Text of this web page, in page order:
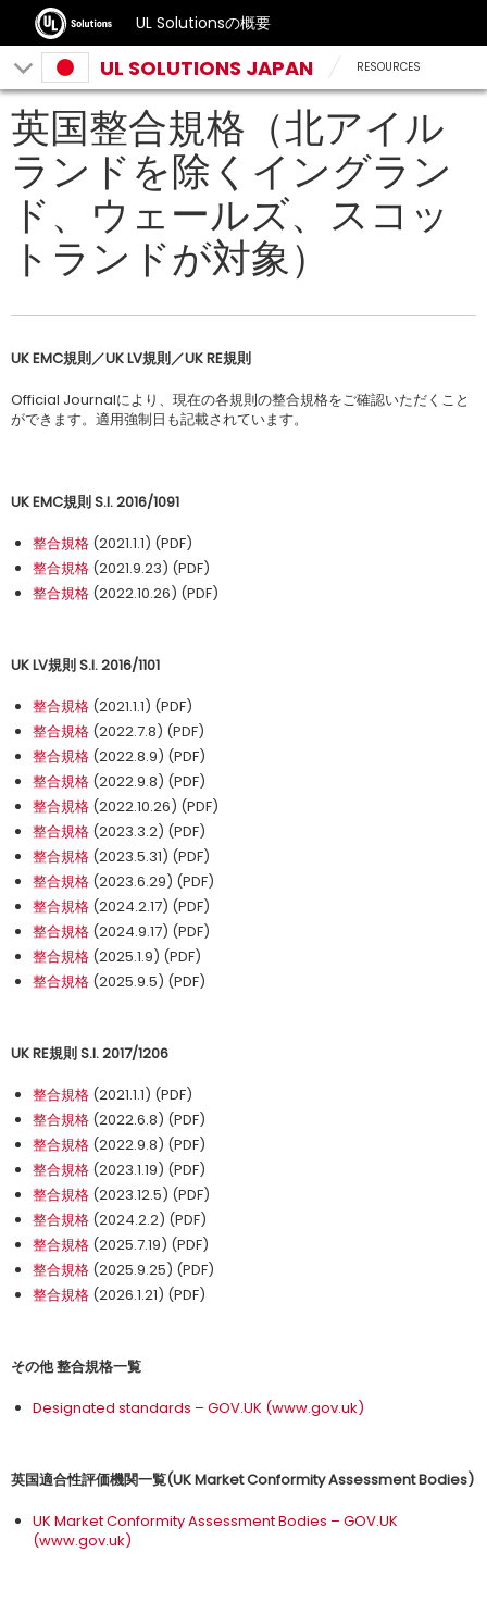
UL Solutionsの概要
UL SOLUTIONS JAPAN RESOURCES
英国整合規格（北アイル
ランドを除くイングラン
ド、ウェールズ、スコッ
トランドが対象）
UK EMC規則／UK LV規則／UK RE規則
Official Journalにより、現在の各規則の整合規格をご確認いただくこと
ができます。適用強制日も記載されています。
UK EMC規則 S.I. 2016/1091
整合規格 (2021.1.1) (PDF)
整合規格 (2021.9.23) (PDF)
整合規格 (2022.10.26) (PDF)
UK LV規則 S.I. 2016/1101
整合規格 (2021.1.1) (PDF)
整合規格 (2022.7.8) (PDF)
整合規格 (2022.8.9) (PDF)
整合規格 (2022.9.8) (PDF)
整合規格 (2022.10.26) (PDF)
整合規格 (2023.3.2) (PDF)
整合規格 (2023.5.31) (PDF)
整合規格 (2023.6.29) (PDF)
整合規格 (2024.2.17) (PDF)
整合規格 (2024.9.17) (PDF)
整合規格 (2025.1.9) (PDF)
整合規格 (2025.9.5) (PDF)
UK RE規則 S.I. 2017/1206
整合規格 (2021.1.1) (PDF)
整合規格 (2022.6.8) (PDF)
整合規格 (2022.9.8) (PDF)
整合規格 (2023.1.19) (PDF)
整合規格 (2023.12.5) (PDF)
整合規格 (2024.2.2) (PDF)
整合規格 (2025.7.19) (PDF)
整合規格 (2025.9.25) (PDF)
整合規格 (2026.1.21) (PDF)
その他 整合規格一覧
Designated standards – GOV.UK (www.gov.uk)
英国適合性評価機関一覧(UK Market Conformity Assessment Bodies)
UK Market Conformity Assessment Bodies – GOV.UK
(www.gov.uk)